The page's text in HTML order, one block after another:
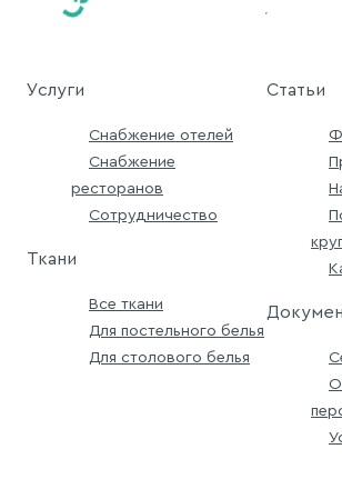
Услуги
Снабжение отелей
Снабжение
ресторанов
Сотрудничество
Ткани
Все ткани
Для постельного белья
Для столового белья
Статьи